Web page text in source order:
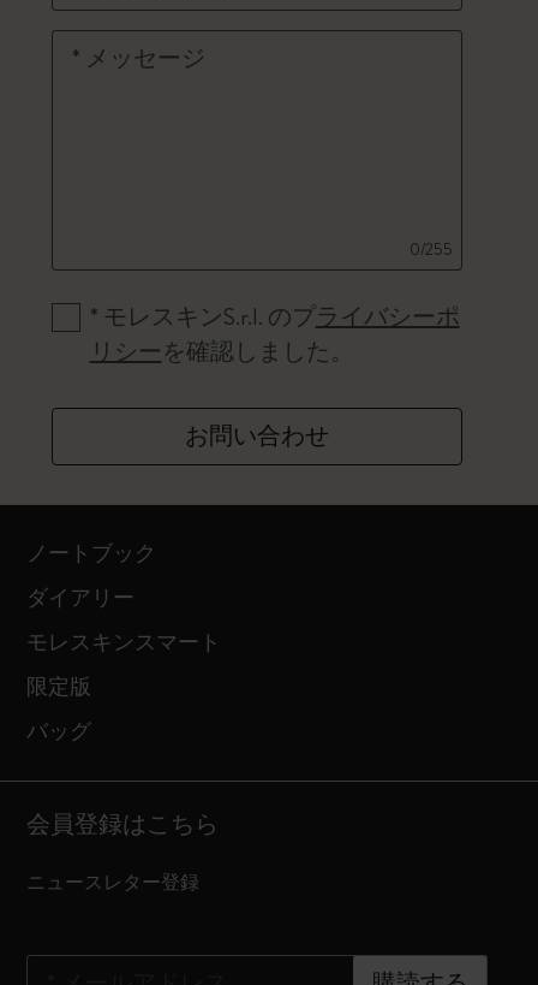
0/255
* メッセージ
* モレスキンS.r.l. のプライバシーポ
リシーを確認しました。
お問い合わせ
ノートブック
ダイアリー
モレスキンスマート
限定版
バッグ
会員登録はこちら
ニュースレター登録